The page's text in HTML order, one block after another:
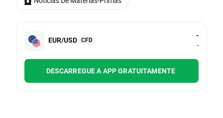
EUR/USD CFD
-
-
DESCARREGUE A APP GRATUITAMENTE